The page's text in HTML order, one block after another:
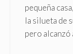
pequeña
la silueta de
pero alcanzó